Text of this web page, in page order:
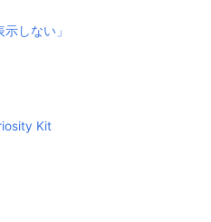
しない」
Kit